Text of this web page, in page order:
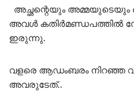
അച്ഛന്റെയും അമ്മയുടെയും
അവൾ കതിർമണ്ഡപത്തിൽ
ഇരുന്നു.
വളരെ ആഡംബരം നിറഞ്ഞ
അവരുടേത്..